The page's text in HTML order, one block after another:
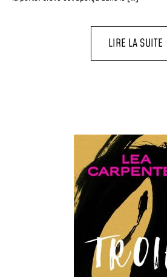
LIRE LA SUITE